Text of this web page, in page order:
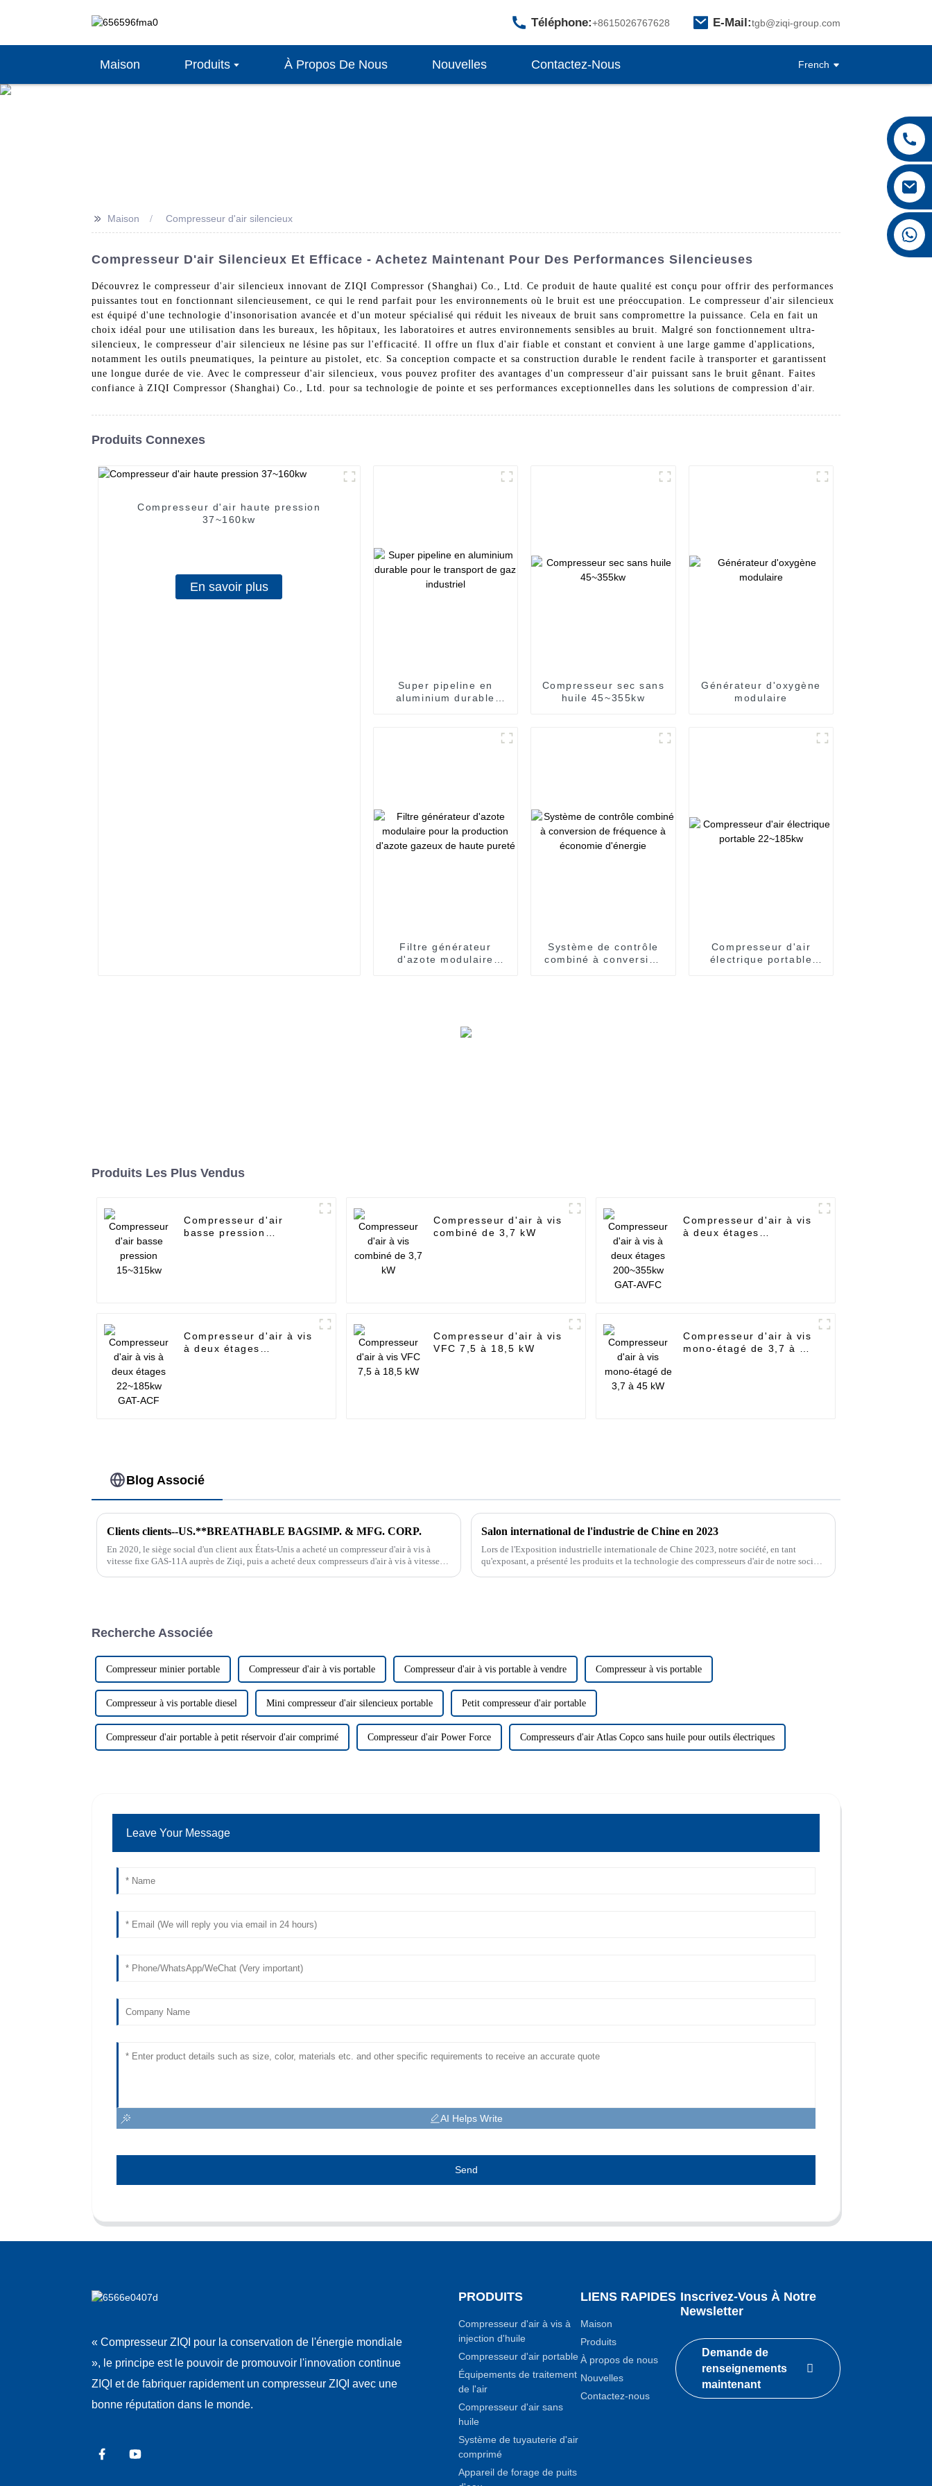
Téléphone:+8615026767628 E-Mail:tgb@ziqi-group.com
Maison Produits À Propos De Nous Nouvelles Contactez-Nous French
>> Maison Compresseur d'air silencieux
Compresseur D'air Silencieux Et Efficace - Achetez Maintenant Pour Des Performances Silencieuses
Découvrez le compresseur d'air silencieux innovant de ZIQI Compressor (Shanghai) Co., Ltd. Ce produit de haute qualité est conçu pour offrir des performances
puissantes tout en fonctionnant silencieusement, ce qui le rend parfait pour les environnements où le bruit est une préoccupation. Le compresseur d'air silencieux
est équipé d'une technologie d'insonorisation avancée et d'un moteur spécialisé qui réduit les niveaux de bruit sans compromettre la puissance. Cela en fait un
choix idéal pour une utilisation dans les bureaux, les hôpitaux, les laboratoires et autres environnements sensibles au bruit. Malgré son fonctionnement ultra-
silencieux, le compresseur d'air silencieux ne lésine pas sur l'efficacité. Il offre un flux d'air fiable et constant et convient à une large gamme d'applications,
notamment les outils pneumatiques, la peinture au pistolet, etc. Sa conception compacte et sa construction durable le rendent facile à transporter et garantissent
une longue durée de vie. Avec le compresseur d'air silencieux, vous pouvez profiter des avantages d'un compresseur d'air puissant sans le bruit gênant. Faites
confiance à ZIQI Compressor (Shanghai) Co., Ltd. pour sa technologie de pointe et ses performances exceptionnelles dans les solutions de compression d'air.
Produits Connexes
Compresseur d'air haute pression
37~160kw
En savoir plus
Super pipeline en
aluminium durable
Compresseur sec sans
huile 45~355kw
Générateur d'oxygène
modulaire
Filtre générateur
d'azote modulaire
Système de contrôle
combiné à conversion
Compresseur d'air
électrique portable
Produits Les Plus Vendus
Compresseur d'air
basse pression
Compresseur d'air à vis
combiné de 3,7 kW
Compresseur d'air à vis
à deux étages
Compresseur d'air à vis
à deux étages
Compresseur d'air à vis
VFC 7,5 à 18,5 kW
Compresseur d'air à vis
mono-étagé de 3,7 à 45
Blog Associé
Clients clients--US.**BREATHABLE BAGSIMP. & MFG. CORP.
En 2020, le siège social d'un client aux États-Unis a acheté un compresseur d'air à vis à
vitesse fixe GAS-11A auprès de Ziqi, puis a acheté deux compresseurs d'air à vis à vitesse
Salon international de l'industrie de Chine en 2023
Lors de l'Exposition industrielle internationale de Chine 2023, notre société, en tant
qu'exposant, a présenté les produits et la technologie des compresseurs d'air de notre société
Recherche Associée
Compresseur minier portable Compresseur d'air à vis portable Compresseur d'air à vis portable à vendre Compresseur à vis portable
Compresseur à vis portable diesel Mini compresseur d'air silencieux portable Petit compresseur d'air portable
Compresseur d'air portable à petit réservoir d'air comprimé Compresseur d'air Power Force Compresseurs d'air Atlas Copco sans huile pour outils électriques
Leave Your Message
AI Helps Write
Send
« Compresseur ZIQI pour la conservation de l'énergie mondiale
», le principe est le pouvoir de promouvoir l'innovation continue
ZIQI et de fabriquer rapidement un compresseur ZIQI avec une
bonne réputation dans le monde.
PRODUITS
Compresseur d'air à vis à
injection d'huile
Compresseur d'air portable
Équipements de traitement
de l'air
Compresseur d'air sans
huile
Système de tuyauterie d'air
comprimé
Appareil de forage de puits
LIENS RAPIDES
Maison
Produits
À propos de nous
Nouvelles
Contactez-nous
Inscrivez-Vous À Notre
Newsletter
Demande de
renseignements
maintenant